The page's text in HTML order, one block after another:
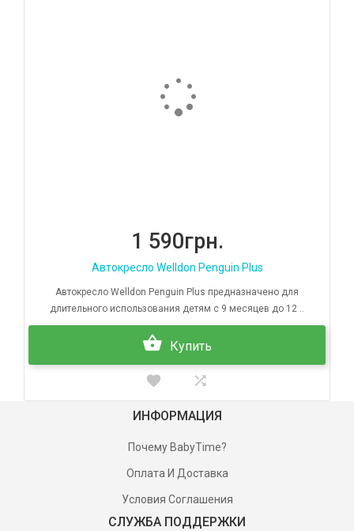
1 590грн.
Автокресло Welldon Penguin Plus
Автокресло Welldon Penguin Plus предназначено для
длительного использования детям с 9 месяцев до 12 ..
Купить
ИНФОРМАЦИЯ
Почему BabyTime?
Оплата И Доставка
Условия Соглашения
СЛУЖБА ПОДДЕРЖКИ